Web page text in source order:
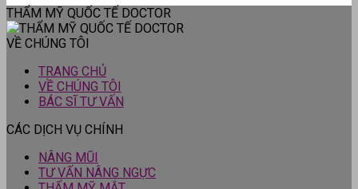
THẨM MỸ QUỐC TẾ DOCTOR
VỀ CHÚNG TÔI
TRANG CHỦ
VỀ CHÚNG TÔI
BÁC SĨ TƯ VẤN
CÁC DỊCH VỤ CHÍNH
NÂNG MŨI
TƯ VẤN NÂNG NGỰC